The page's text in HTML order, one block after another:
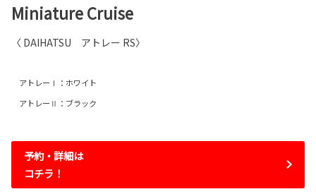
Miniature Cruise
〈 DAIHATSU アトレー RS〉
アトレーⅠ：ホワイト
アトレーⅡ：ブラック
予約・詳細は
コチラ！